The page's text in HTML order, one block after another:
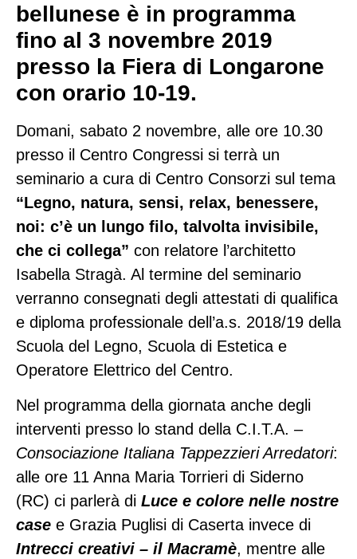
bellunese è in programma
fino al 3 novembre 2019
presso la Fiera di Longarone
con orario 10-19.
Domani, sabato 2 novembre, alle ore 10.30
presso il Centro Congressi si terrà un
seminario a cura di Centro Consorzi sul tema
“Legno, natura, sensi, relax, benessere,
noi: c’è un lungo filo, talvolta invisibile,
che ci collega” con relatore l’architetto
Isabella Stragà. Al termine del seminario
verranno consegnati degli attestati di qualifica
e diploma professionale dell’a.s. 2018/19 della
Scuola del Legno, Scuola di Estetica e
Operatore Elettrico del Centro.
Nel programma della giornata anche degli
interventi presso lo stand della C.I.T.A. –
Consociazione Italiana Tappezzieri Arredatori:
alle ore 11 Anna Maria Torrieri di Siderno
(RC) ci parlerà di Luce e colore nelle nostre
case e Grazia Puglisi di Caserta invece di
Intrecci creativi – il Macramè, mentre alle